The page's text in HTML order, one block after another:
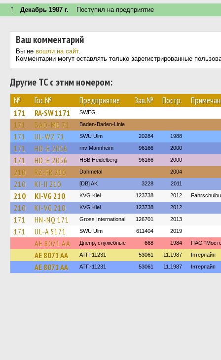
↑ Декабрь 1987 г. Поступил на предприятие
Ваш комментарий
Вы не вошли на сайт.
Комментарии могут оставлять только зарегистрированные
Другие ТС с этим номером:
№ Гос.№ Предприятие Зав.№ Постр.
171 RA-SW 1171 SWEG
171 BAD-ME 71 Baden-Baden-Linie
171 UL-WZ 71 SWU Ulm 20284 1988
171 HD-E 2056 rnv Mannheim 96166 2000
171 HD-E 2056 HSB Heidelberg 96166 2000
210 RZ-FR 210 Dahmetal 2004
210 KI-II 210 [DB] AK 3228 2011
210 KI-VG 210 KVG Kiel 123738 2012
210 KI-VG 210 KVG Kiel 123738 2012
171 HN-NQ 171 Gross International 126701 2013
171 UL-A 5171 SWU Ulm 611404 2019
AE 8071 AA Днепр, служебные 668 1984 ПАО
AE 8071 AA АТП-11231 53061 11.1987 Інтерпайп
AE 8071 AA АТП-11231 53061 11.1987 Інтерпайп